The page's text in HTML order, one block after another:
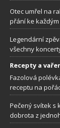
Otec umřel na
přání ke
Legendární
všechny
Recepty a
Fazolová
receptu na
Pečený svítek s
dobrota z